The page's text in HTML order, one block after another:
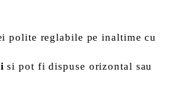
polite reglabile pe inaltime cu
si pot fi dispuse orizontal sau